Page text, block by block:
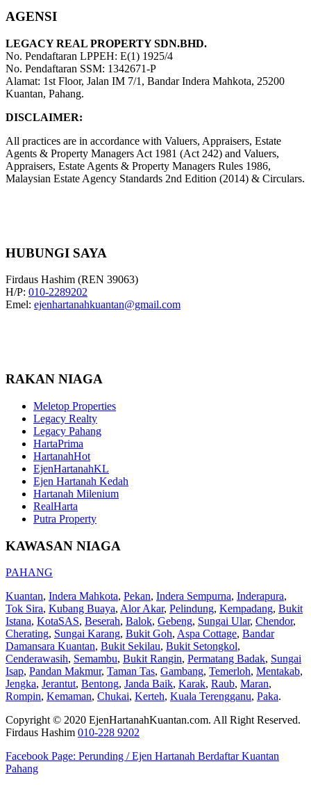
AGENSI
LEGACY REAL PROPERTY SDN.BHD.
No. Pendaftaran LPPEH: E(1) 1925/4
No. Pendaftaran SSM: 1342671-P
Alamat: 1st Floor, Jalan IM 7/1, Bandar Indera Mahkota, 25200
Kuantan, Pahang.
DISCLAIMER:
All practices are in accordance with Valuers, Appraisers, Estate
Agents & Property Managers Act 1981 (Act 242) and Valuers,
Appraisers, Estate Agents & Property Managers Rules 1986,
Malaysian Estate Agency Standards 2nd Edition (2014) & Circulars.
HUBUNGI SAYA
Firdaus Hashim (REN 39063)
H/P: 010-2289202
Emel: ejenhartanahkuantan@gmail.com
RAKAN NIAGA
Meletop Properties
Legacy Realty
Legacy Pahang
HartaPrima
HartanahHot
EjenHartanahKL
Ejen Hartanah Kedah
Hartanah Milenium
RealHarta
Putra Property
KAWASAN NIAGA
PAHANG
Kuantan, Indera Mahkota, Pekan, Indera Sempurna, Inderapura,
Tok Sira, Kubang Buaya, Alor Akar, Pelindung, Kempadang, Bukit
Istana, KotaSAS, Beserah, Balok, Gebeng, Sungai Ular, Chendor,
Cherating, Sungai Karang, Bukit Goh, Aspa Cottage, Bandar
Damansara Kuantan, Bukit Sekilau, Bukit Setongkol,
Cenderawasih, Semambu, Bukit Rangin, Permatang Badak, Sungai
Isap, Pandan Makmur, Taman Tas, Gambang, Temerloh, Mentakab,
Jengka, Jerantut, Bentong, Janda Baik, Karak, Raub, Maran,
Rompin, Kemaman, Chukai, Kerteh, Kuala Terengganu, Paka.
Copyright © 2020 EjenHartanahKuantan.com. All Right Reserved.
Firdaus Hashim 010-228 9202
Facebook Page: Perunding / Ejen Hartanah Berdaftar Kuantan
Pahang